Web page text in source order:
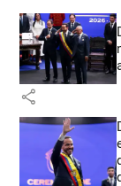
share